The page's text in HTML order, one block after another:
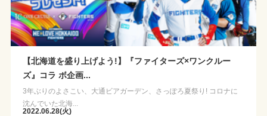
【北海道を盛り上げよう!】『ファイターズ×ワンクルー
ズ』コラ ボ企画...
3年ぶりのよさこい、大通ビアガーデン、さっぽろ夏祭り! コロナに
沈んでいた北海...
2022.06.28(火)